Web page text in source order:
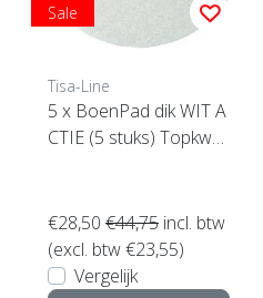
Sale
Tisa-Line
5 x BoenPad dik WIT A
CTIE (5 stuks) Topkwali
€28,50 €44,75 incl. btw
(excl. btw €23,55)
Vergelijk